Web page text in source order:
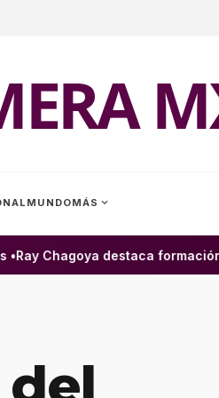
MUNDOMÁS expand_more
Chagoya destaca formación